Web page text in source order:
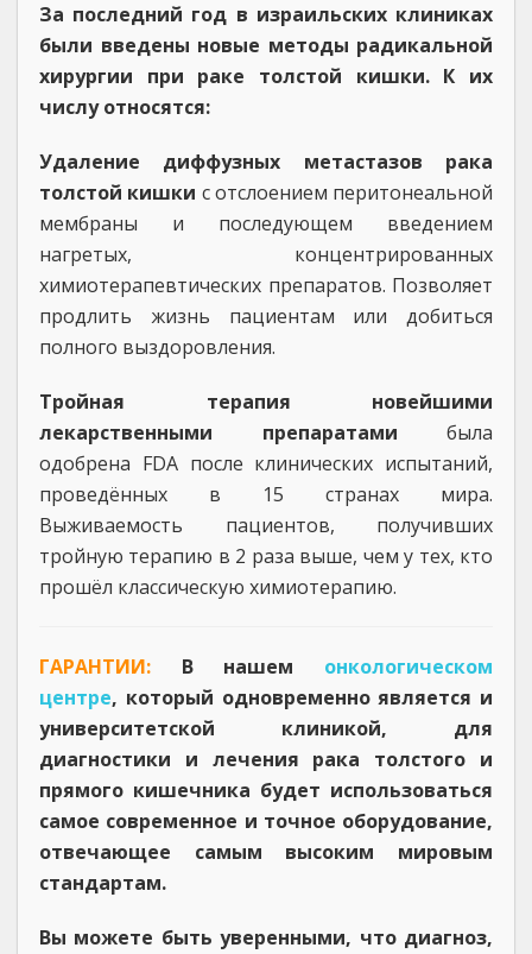
За последний год в израильских клиниках
были введены новые методы радикальной
хирургии при раке толстой кишки. К их
числу относятся:
Удаление диффузных метастазов рака
толстой кишки с отслоением перитонеальной
мембраны и последующем введением
нагретых, концентрированных
химиотерапевтических препаратов. Позволяет
продлить жизнь пациентам или добиться
полного выздоровления.
Тройная терапия новейшими
лекарственными препаратами была
одобрена FDA после клинических испытаний,
проведённых в 15 странах мира.
Выживаемость пациентов, получивших
тройную терапию в 2 раза выше, чем у тех, кто
прошёл классическую химиотерапию.
ГАРАНТИИ: В нашем онкологическом
центре, который одновременно является и
университетской клиникой, для
диагностики и лечения рака толстого и
прямого кишечника будет использоваться
самое современное и точное оборудование,
отвечающее самым высоким мировым
стандартам.
Вы можете быть уверенными, что диагноз,